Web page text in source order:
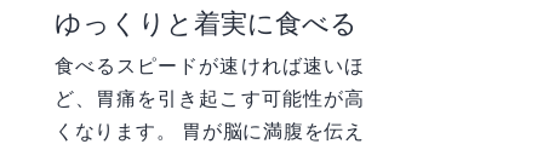
ゆっくりと着実に食べる
食べるスピードが速ければ速いほ
ど、胃痛を引き起こす可能性が高
くなります。 胃が脳に満腹を伝え